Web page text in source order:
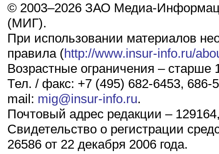
© 2003–2026 ЗАО Медиа-
(МИГ).
При использовании материалов
правила (http://www.insur-info.ru/
Возрастные ограничения – старше
Тел. / факс: +7 (495) 682-6453, 686-
mail: mig@insur-info.ru.
Почтовый адрес редакции –
Свидетельство о регистрации
26586 от 22 декабря 2006 года.